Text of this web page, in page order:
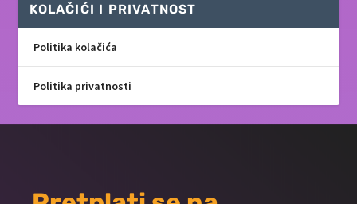
KOLAČIĆI I PRIVATNOST
Politika kolačića
Politika privatnosti